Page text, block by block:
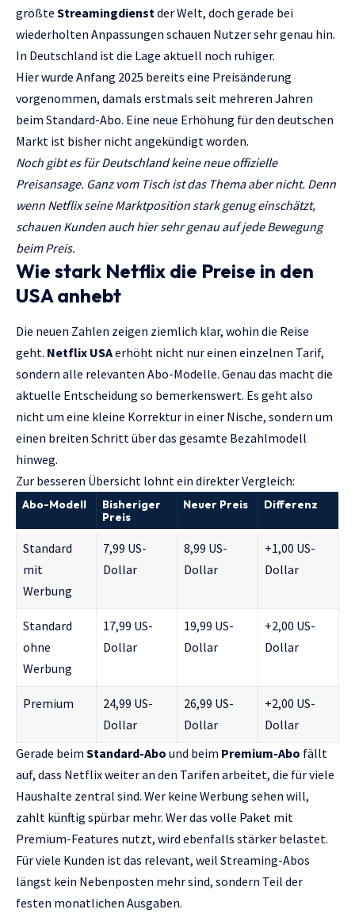
größte Streamingdienst der Welt, doch gerade bei
wiederholten Anpassungen schauen Nutzer sehr genau hin.
In Deutschland ist die Lage aktuell noch ruhiger.
Hier wurde Anfang 2025 bereits eine Preisänderung
vorgenommen, damals erstmals seit mehreren Jahren
beim Standard-Abo. Eine neue Erhöhung für den deutschen
Markt ist bisher nicht angekündigt worden.
Noch gibt es für Deutschland keine neue offizielle
Preisansage. Ganz vom Tisch ist das Thema aber nicht. Denn
wenn Netflix seine Marktposition stark genug einschätzt,
schauen Kunden auch hier sehr genau auf jede Bewegung
beim Preis.
Wie stark Netflix die Preise in den
USA anhebt
Die neuen Zahlen zeigen ziemlich klar, wohin die Reise
geht. Netflix USAerhöht nicht nur einen einzelnen Tarif,
sondern alle relevanten Abo-Modelle. Genau das macht die
aktuelle Entscheidung so bemerkenswert. Es geht also
nicht um eine kleine Korrektur in einer Nische, sondern um
einen breiten Schritt über das gesamte Bezahlmodell
hinweg.
Zur besseren Übersicht lohnt ein direkter Vergleich:
Abo-Modell
Bisheriger
Preis
Neuer Preis Differenz
Standard
mit
Werbung
7,99 US-
Dollar
8,99 US-
Dollar
+1,00 US-
Dollar
Standard
ohne
Werbung
17,99 US-
Dollar
19,99 US-
Dollar
+2,00 US-
Dollar
Premium
24,99 US-
Dollar
26,99 US-
Dollar
+2,00 US-
Dollar
Gerade beim Standard-Abo und beim Premium-Abo fällt
auf, dass Netflix weiter an den Tarifen arbeitet, die für viele
Haushalte zentral sind. Wer keine Werbung sehen will,
zahlt künftig spürbar mehr. Wer das volle Paket mit
Premium-Features nutzt, wird ebenfalls stärker belastet.
Für viele Kunden ist das relevant, weil Streaming-Abos
längst kein Nebenposten mehr sind, sondern Teil der
festen monatlichen Ausgaben.